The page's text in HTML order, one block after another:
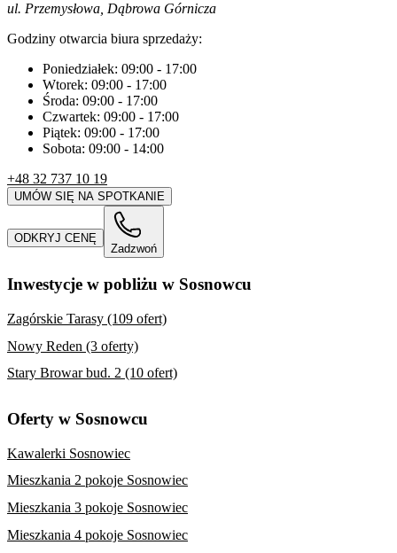
ul. Przemysłowa, Dąbrowa Górnicza
Godziny otwarcia biura sprzedaży:
Poniedziałek: 09:00 - 17:00
Wtorek: 09:00 - 17:00
Środa: 09:00 - 17:00
Czwartek: 09:00 - 17:00
Piątek: 09:00 - 17:00
Sobota: 09:00 - 14:00
+48 32 737 10 19
UMÓW SIĘ NA SPOTKANIE
ODKRYJ CENĘ
Zadzwoń
Inwestycje w pobliżu w Sosnowcu
Zagórskie Tarasy (109 ofert)
Nowy Reden (3 oferty)
Stary Browar bud. 2 (10 ofert)
Oferty w Sosnowcu
Kawalerki Sosnowiec
Mieszkania 2 pokoje Sosnowiec
Mieszkania 3 pokoje Sosnowiec
Mieszkania 4 pokoje Sosnowiec